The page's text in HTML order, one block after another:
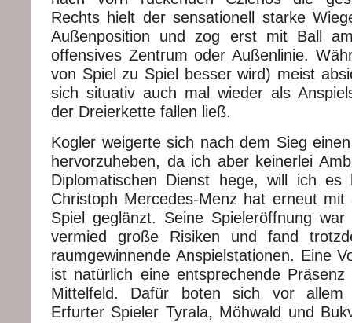
Rechts hielt der sensationell starke
Außenposition und zog erst mit Ball
offensives Zentrum oder Außenlinie.
von Spiel zu Spiel besser wird) meist
sich situativ auch mal wieder als
der Dreierkette fallen ließ.
Kogler weigerte sich nach dem Sieg
hervorzuheben, da ich aber keinerlei
Diplomatischen Dienst hege, will ich
ChristophMercedes-Menz hat erneut mit
Spiel geglänzt. Seine Spieleröffnung
vermied große Risiken und fand
raumgewinnende Anspielstationen. Eine
ist natürlich eine entsprechende
Mittelfeld. Dafür boten sich vor allem
Erfurter Spieler Tyrala, Möhwald und